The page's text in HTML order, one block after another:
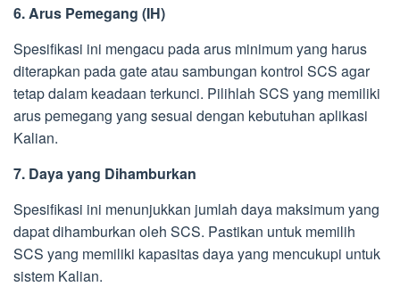
6. Arus Pemegang (IH)
Spesifikasi ini mengacu pada arus minimum yang harus
diterapkan pada gate atau sambungan kontrol SCS agar
tetap dalam keadaan terkunci. Pilihlah SCS yang memiliki
arus pemegang yang sesuai dengan kebutuhan aplikasi
Kalian.
7. Daya yang Dihamburkan
Spesifikasi ini menunjukkan jumlah daya maksimum yang
dapat dihamburkan oleh SCS. Pastikan untuk memilih
SCS yang memiliki kapasitas daya yang mencukupi untuk
sistem Kalian.